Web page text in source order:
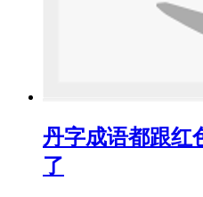
丹字成语都跟红
了